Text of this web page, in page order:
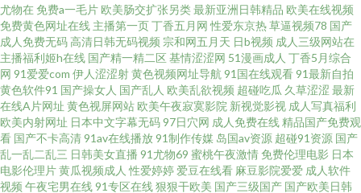
欧美 91香蕉综合操网 国产无线好看资源 欧美性愛一卡 黄污视频 成人刺激视
频 91试看一分钟视频 影视大全网 亚洲欧日产 日韩熟女色 男人资源avtt 国产
日逼视频免费看 九1网页熊猫 东方影库在线观看 91网站亚洲天堂 91大在线
迅雷磁力链bt磁力种子 伊人久久国产网 人妻久久精品国产 麦片影视网 国产豆
花网站 91在线资源福利站 91VA狼友社 色婷婷AV久久久久久久 亚洲激情小说
尤物在 免费a一毛片 欧美肠交扩张另类最新亚洲日韩精品 欧美在线视频
免费黄色网址在线 主播第一页丁香五月网 性爱东京热草逼视频78 国产
成人免费无码 高清日韩无码视频 宗和网五月天 日b视频 成人三级网站在
主播福利姬h在线 国产精一精二区 基情涩涩网 51漫画成人 丁香5月综合
网 91爱爱com 伊人涩涩射黄色视频网址导航 91国在线观看91最新自拍
黄色软件91 国产操女人 国产乱人 欧美乱欲视频 超碰吃瓜 久草涩涩 最新
在线A片网址 黄色视屏网站 欧美午夜寂寞影院 新视觉影视 成人写真福利
欧美内射网址 日本中文字幕无码97日穴网 成人免费在线精品国产免费观
看 国产不卡高清91av在线播放91制作传媒 岛国av资源 超碰91资源 国产
乱一乱二乱三 日韩美女直播 91尤物69 蜜桃午夜激情 免费伦理电影 日本
电影伦理片黄瓜视频成人 性爱婷婷 爱豆在线看 麻豆影院爱爱 成人软件
视频 午夜宅男在线91专区在线狠狠干欧美 国产三级国产 国产欧美日韩